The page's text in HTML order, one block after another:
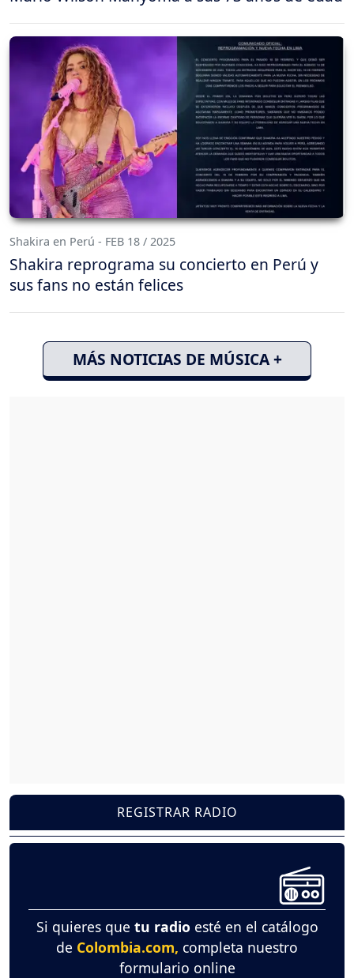
Shakira en Perú - FEB 18 / 2025
Shakira reprograma su concierto en Perú y
sus fans no están felices
MÁS NOTICIAS DE MÚSICA +
REGISTRAR RADIO
Si quieres que tu radio esté en el catálogo
de Colombia.com, completa nuestro
formulario online